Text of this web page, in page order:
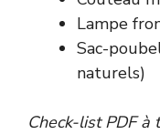
Lampe
Sac-
naturels)
Check-list PDF à